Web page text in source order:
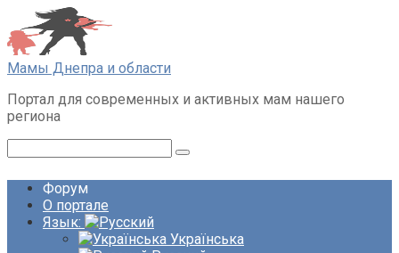
Перейти
к
контенту
Мамы Днепра и области
Портал для современных и активных мам нашего
региона
Форум
О портале
Язык:
Українська